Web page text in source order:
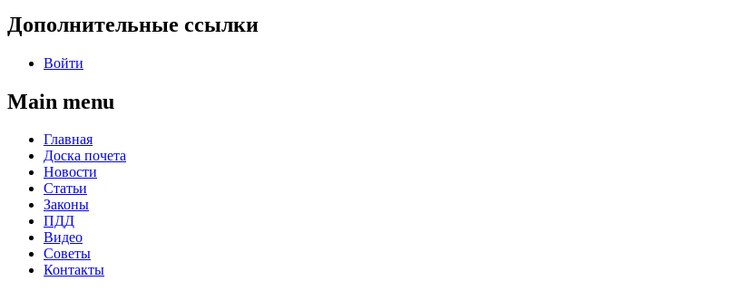
Дополнительные ссылки
Войти
Main menu
Главная
Доска почета
Новости
Статьи
Законы
ПДД
Видео
Советы
Контакты